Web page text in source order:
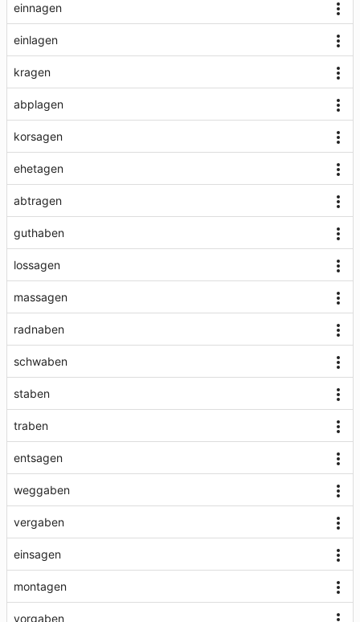
einnagen
einlagen
kragen
abplagen
korsagen
ehetagen
abtragen
guthaben
lossagen
massagen
radnaben
schwaben
staben
traben
entsagen
weggaben
vergaben
einsagen
montagen
vorgaben